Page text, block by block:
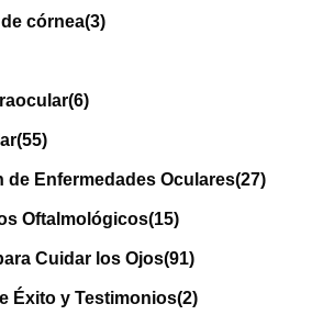
córnea(3)
(6)
(55)
de Enfermedades Oculares(27)
Oftalmológicos(15)
Cuidar los Ojos(91)
Éxito y Testimonios(2)